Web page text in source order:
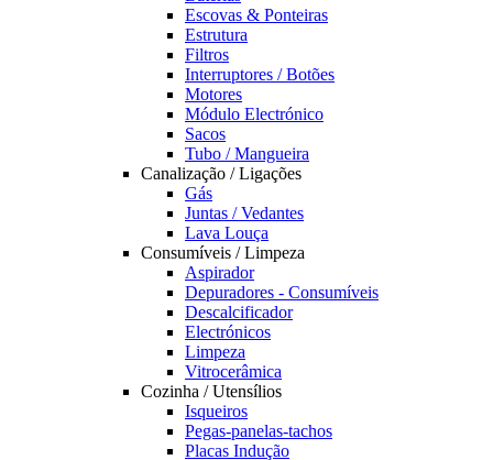
Escovas & Ponteiras
Estrutura
Filtros
Interruptores / Botões
Motores
Módulo Electrónico
Sacos
Tubo / Mangueira
Canalização / Ligações
Gás
Juntas / Vedantes
Lava Louça
Consumíveis / Limpeza
Aspirador
Depuradores - Consumíveis
Descalcificador
Electrónicos
Limpeza
Vitrocerâmica
Cozinha / Utensílios
Isqueiros
Pegas-panelas-tachos
Placas Indução